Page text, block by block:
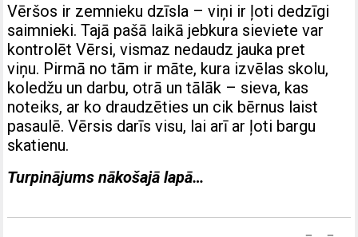
Vēršos ir zemnieku dzīsla – viņi ir ļoti dedzīgi
saimnieki. Tajā pašā laikā jebkura sieviete var
kontrolēt Vērsi, vismaz nedaudz jauka pret
viņu. Pirmā no tām ir māte, kura izvēlas skolu,
koledžu un darbu, otrā un tālāk – sieva, kas
noteiks, ar ko draudzēties un cik bērnus laist
pasaulē. Vērsis darīs visu, lai arī ar ļoti bargu
skatienu.
Turpinājums nākošajā lapā…